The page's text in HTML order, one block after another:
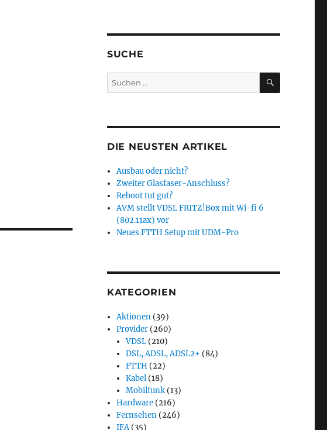
SUCHE
Suchen
nach:
SUCHEN
DIE NEUSTEN ARTIKEL
Ausbau oder nicht?
Zweiter Glasfaser-Anschluss?
Reboot tut gut?
AVM stellt VDSL FRITZ!Box mit Wi-fi 6
(802.11ax) vor
Neues FTTH Setup mit UDM-Pro
KATEGORIEN
Aktionen (39)
Provider (260)
VDSL (210)
DSL, ADSL, ADSL2+ (84)
FTTH (22)
Kabel (18)
Mobilfunk (13)
Hardware (216)
Fernsehen (246)
IFA(35)